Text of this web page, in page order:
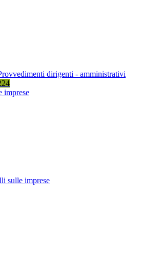
dirigenti - amministrativi
imprese
sulle imprese